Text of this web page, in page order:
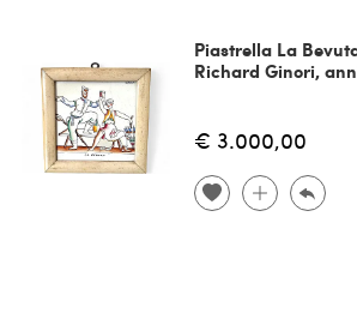
Piastrella La
Richard Ginori,
€ 3.000,00